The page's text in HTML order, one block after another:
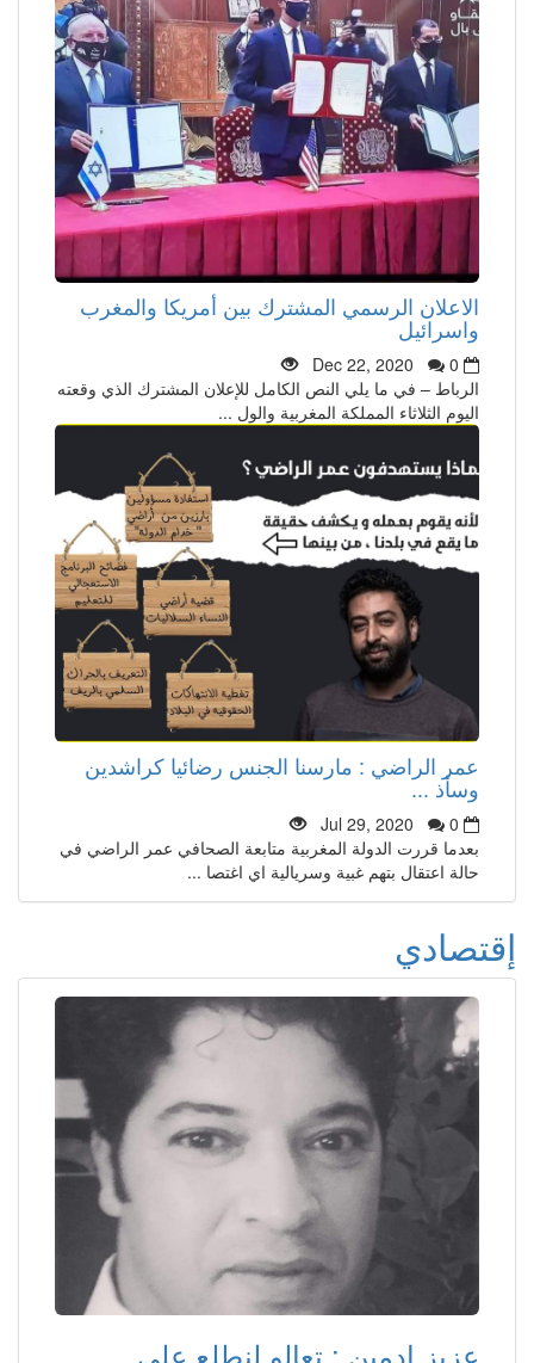
الاعلان الرسمي المشترك بين أمريكا والمغرب
واسرائيل
Dec 22, 2020
0
الرباط – في ما يلي النص الكامل للإعلان المشترك الذي وقعته
اليوم الثلاثاء المملكة المغربية والول ...
عمر الراضي : مارسنا الجنس رضائيا كراشدين
وسأذ ...
Jul 29, 2020
0
بعدما قررت الدولة المغربية متابعة الصحافي عمر الراضي في
حالة اعتقال بتهم غبية وسريالية اي اغتصا ...
إقتصادي
عزيز إدمين : تعالو لنطلع على